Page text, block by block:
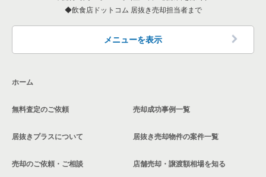
墨田区の飲食店の居抜き売却物件の案件一覧
品川区の飲食店の居抜き売却物件の案件一覧
中野区の飲食店の居抜き売却物件の案件一覧
東京23区の和食の居抜き売却物件の案件一覧
東京23区の洋食の居抜き売却物件の案件一覧
飲食店ドットコム 居抜き売却担当者まで
メニューを表示
ホーム
無料査定のご依頼
居抜きプラスについて
売却のご依頼・ご相談
売却成功事例一覧
居抜き売却物件の案件一覧
店舗売却・譲渡額相場を知る